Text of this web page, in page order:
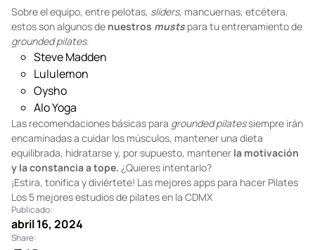
Sobre el equipo, entre pelotas, sliders, mancuernas, etcétera,
estos son algunos de nuestros mustspara tu entrenamiento de
grounded pilates.
Steve Madden
Lululemon
Oysho
Alo Yoga
Las recomendaciones básicas para grounded pilatessiempre irán
encaminadas a cuidar los músculos, mantener una dieta
equilibrada, hidratarse y, por supuesto, mantener la motivación
y la constancia a tope. ¿Quieres intentarlo?
¡Estira, tonifica y diviértete! Las mejores apps para hacer Pilates
Los 5 mejores estudios de pilates en la CDMX
Publicado:
abril 16, 2024
Share: